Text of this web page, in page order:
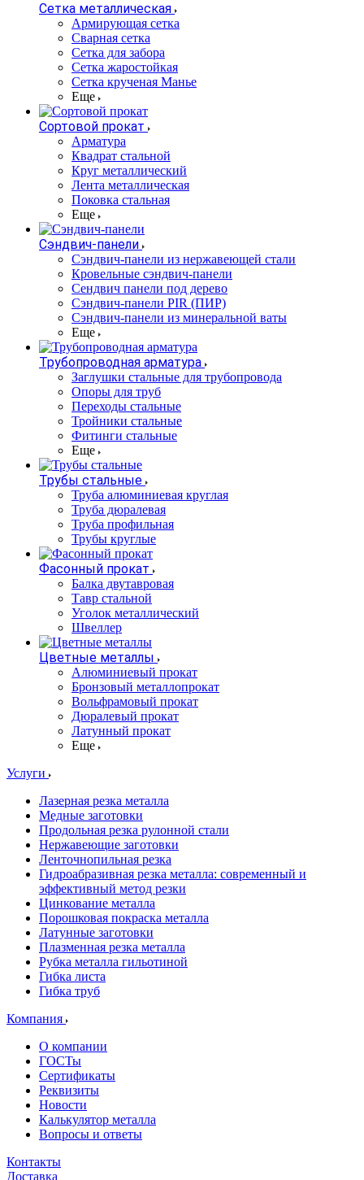
Сетка металлическая
Армирующая сетка
Сварная сетка
Сетка для забора
Сетка жаростойкая
Сетка крученая Манье
Еще
Сортовой прокат
Арматура
Квадрат стальной
Круг металлический
Лента металлическая
Поковка стальная
Еще
Сэндвич-панели
Cэндвич-панели из нержавеющей стали
Кровельные сэндвич-панели
Сендвич панели под дерево
Сэндвич-панели PIR (ПИР)
Сэндвич-панели из минеральной ваты
Еще
Трубопроводная арматура
Заглушки стальные для трубопровода
Опоры для труб
Переходы стальные
Тройники стальные
Фитинги стальные
Еще
Трубы стальные
Труба алюминиевая круглая
Труба дюралевая
Труба профильная
Трубы круглые
Фасонный прокат
Балка двутавровая
Тавр стальной
Уголок металлический
Швеллер
Цветные металлы
Алюминиевый прокат
Бронзовый металлопрокат
Вольфрамовый прокат
Дюралевый прокат
Латунный прокат
Еще
Услуги
Лазерная резка металла
Медные заготовки
Продольная резка рулонной стали
Нержавеющие заготовки
Ленточнопильная резка
Гидроабразивная резка металла: современный и
эффективный метод резки
Цинкование металла
Порошковая покраска металла
Латунные заготовки
Плазменная резка металла
Рубка металла гильотиной
Гибка листа
Гибка труб
Компания
О компании
ГОСТы
Сертификаты
Реквизиты
Новости
Калькулятор металла
Вопросы и ответы
Контакты
Доставка